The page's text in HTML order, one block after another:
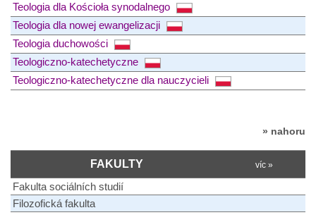
Teologia dla Kościoła synodalnego
Teologia dla nowej ewangelizacji
Teologia duchowości
Teologiczno-katechetyczne
Teologiczno-katechetyczne dla nauczycieli
» nahoru
FAKULTY víc »
Fakulta sociálních studií
Filozofická fakulta